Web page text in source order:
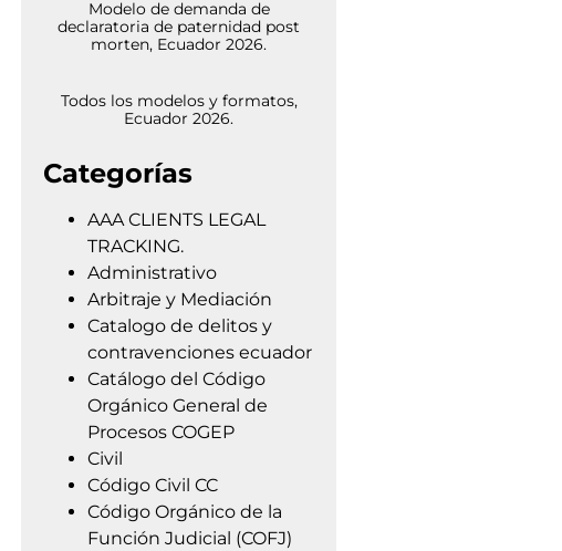
Modelo de demanda de
declaratoria de paternidad post
morten, Ecuador 2026.
Todos los modelos y formatos,
Ecuador 2026.
Categorías
AAA CLIENTS LEGAL
TRACKING.
Administrativo
Arbitraje y Mediación
Catalogo de delitos y
contravenciones ecuador
Catálogo del Código
Orgánico General de
Procesos COGEP
Civil
Código Civil CC
Código Orgánico de la
Función Judicial (COFJ)